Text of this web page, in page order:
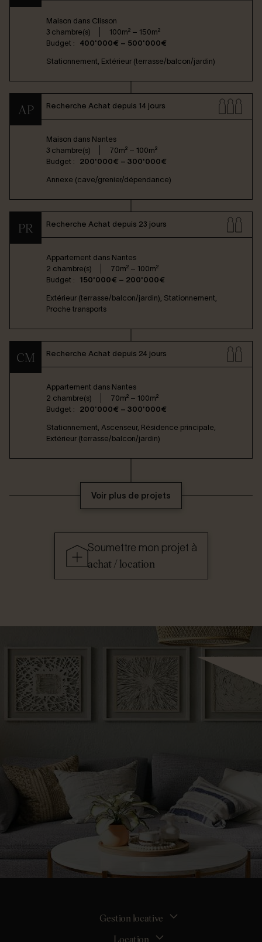
Maison dans Clisson
3 chambre(s)
100m² – 150m²
Budget :
400'000€ – 500'000€
Stationnement, Extérieur (terrasse/balcon/jardin)
AP Recherche Achat depuis 14 jours
Maison dans Nantes
3 chambre(s)
70m² – 100m²
Budget :
200'000€ – 300'000€
Annexe (cave/grenier/dépendance)
PR Recherche Achat depuis 23 jours
Appartement dans Nantes
2 chambre(s)
70m² – 100m²
Budget :
150'000€ – 200'000€
Extérieur (terrasse/balcon/jardin), Stationnement,
Proche transports
CM Recherche Achat depuis 24 jours
Appartement dans Nantes
2 chambre(s)
70m² – 100m²
Budget :
200'000€ – 300'000€
Stationnement, Ascenseur, Résidence principale,
Extérieur (terrasse/balcon/jardin)
Voir plus de projets
Soumettre mon projet à
achat / location
Gestion locative
La gestion locative
Location